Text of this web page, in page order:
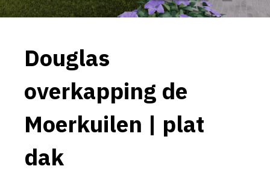
Douglas
overkapping de
Moerkuilen | plat
dak